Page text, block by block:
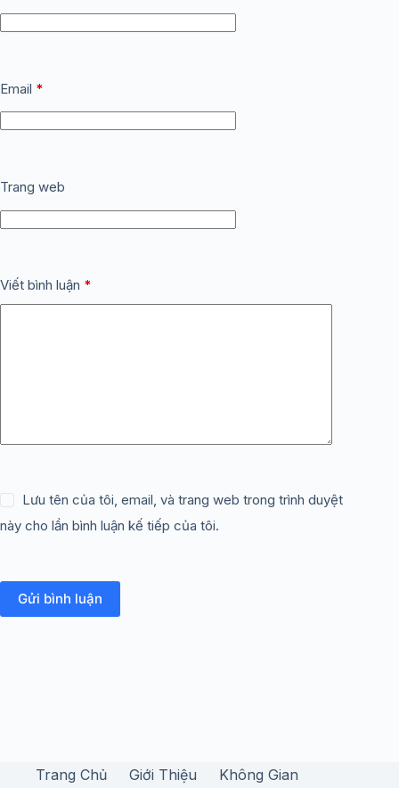
Email *
Trang web
Viết bình luận *
Lưu tên của tôi, email, và trang web trong trình duyệt
này cho lần bình luận kế tiếp của tôi.
Gửi bình luận
Trang Chủ Giới Thiệu
Không Gian